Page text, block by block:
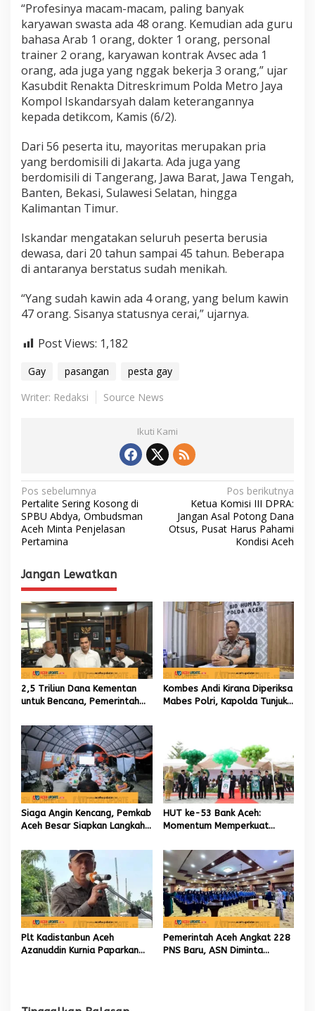
“Profesinya macam-macam, paling banyak
karyawan swasta ada 48 orang. Kemudian ada guru
bahasa Arab 1 orang, dokter 1 orang, personal
trainer 2 orang, karyawan kontrak Avsec ada 1
orang, ada juga yang nggak bekerja 3 orang,” ujar
Kasubdit Renakta Ditreskrimum Polda Metro Jaya
Kompol Iskandarsyah dalam keterangannya
kepada detikcom, Kamis (6/2).
Dari 56 peserta itu, mayoritas merupakan pria
yang berdomisili di Jakarta. Ada juga yang
berdomisili di Tangerang, Jawa Barat, Jawa Tengah,
Banten, Bekasi, Sulawesi Selatan, hingga
Kalimantan Timur.
Iskandar mengatakan seluruh peserta berusia
dewasa, dari 20 tahun sampai 45 tahun. Beberapa
di antaranya berstatus sudah menikah.
“Yang sudah kawin ada 4 orang, yang belum kawin
47 orang. Sisanya statusnya cerai,” ujarnya.
Post Views: 1,182
Gay pasangan
pesta gay
Writer: Redaksi
Source News
Ikuti Kami
N
a
v
g
a
s
i
p
o
s
Pos sebelumnya
Pertalite Sering Kosong di
SPBU Abdya, Ombudsman
Aceh Minta Penjelasan
Pertamina
Pos berikutnya
Ketua Komisi III DPRA:
Jangan Asal Potong Dana
Otsus, Pusat Harus Pahami
Kondisi Aceh
Jangan Lewatkan
2,5 Triliun Dana Kementan
untuk Bencana, Pemerintah
Kombes Andi Kirana Diperiksa
Mabes Polri, Kapolda Tunjuk
Aceh
Siaga Angin Kencang, Pemkab
Aceh Besar Siapkan Langkah
HUT ke-53 Bank Aceh:
Momentum Memperkuat
Keberkahan Bagi Aceh
Plt Kadistanbun Aceh
Azanuddin Kurnia Paparkan
Pemerintah Aceh Angkat 228
PNS Baru, ASN Diminta